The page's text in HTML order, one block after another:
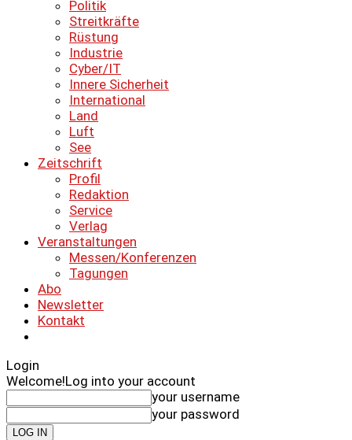
Politik
Streitkräfte
Rüstung
Industrie
Cyber/IT
Innere Sicherheit
International
Land
Luft
See
Zeitschrift
Profil
Redaktion
Service
Verlag
Veranstaltungen
Messen/Konferenzen
Tagungen
Abo
Newsletter
Kontakt
Login
Welcome!Log into your account
your username
your password